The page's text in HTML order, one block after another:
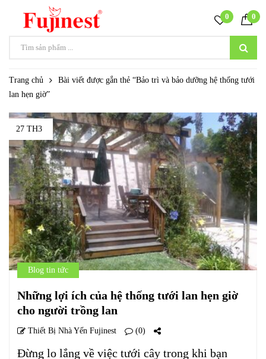
0 0
Trang chủ
Bài viết được gắn thẻ “Bảo trì và bảo dưỡng hệ thống tưới
lan hẹn giờ”
27 TH3
Blog tin tức
Những lợi ích của hệ thống tưới lan hẹn giờ
cho người trồng lan
Thiết Bị Nhà Yến Fujinest (0)
Đừng lo lắng về việc tưới cây trong khi bạn